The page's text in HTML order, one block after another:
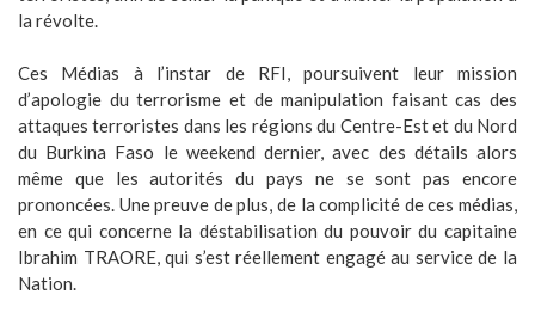
la révolte.
Ces Médias à l’instar de RFI, poursuivent leur mission
d’apologie du terrorisme et de manipulation faisant cas des
attaques terroristes dans les régions du Centre-Est et du Nord
du Burkina Faso le weekend dernier, avec des détails alors
même que les autorités du pays ne se sont pas encore
prononcées. Une preuve de plus, de la complicité de ces médias,
en ce qui concerne la déstabilisation du pouvoir du capitaine
Ibrahim TRAORE, qui s’est réellement engagé au service de la
Nation.